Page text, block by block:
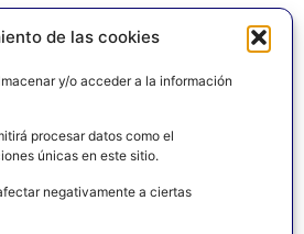
de las cookies
y/o acceder a la información
procesar datos como el
únicas en este sitio.
negativamente a ciertas